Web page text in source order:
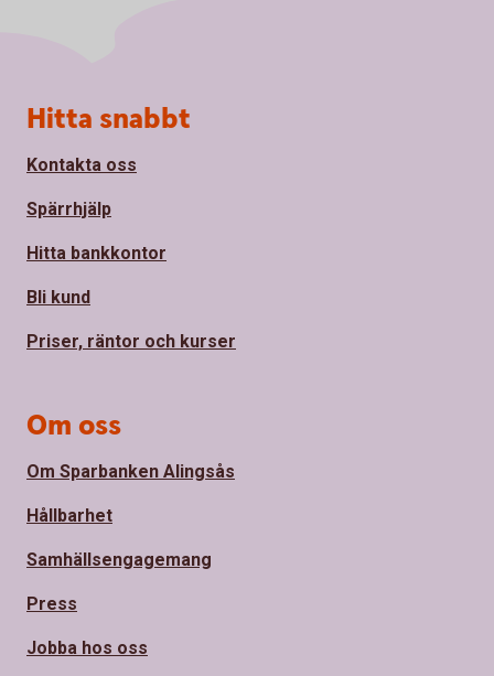
Sidfot
Hitta snabbt
Kontakta oss
Spärrhjälp
Hitta bankkontor
Bli kund
Priser, räntor och kurser
Om oss
Om Sparbanken Alingsås
Hållbarhet
Samhällsengagemang
Press
Jobba hos oss